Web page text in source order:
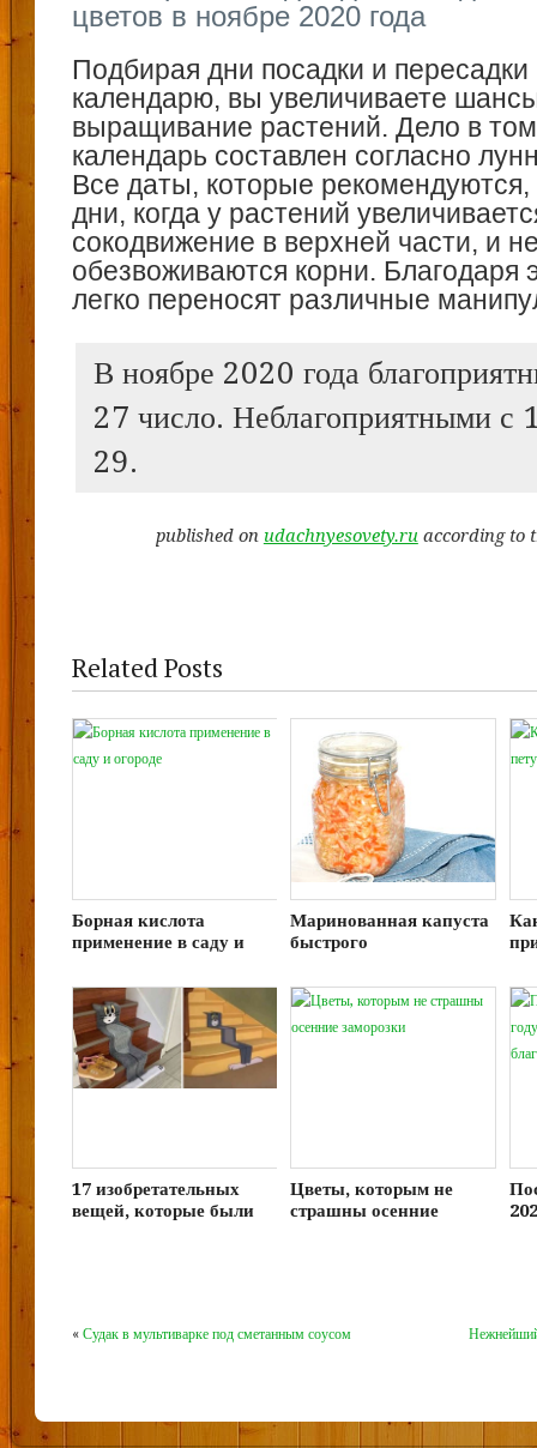
цветов в ноябре 2020 года
Подбирая дни посадки и
календарю, вы увеличиваете
выращивание растений. Дело в
календарь составлен согласно
Все даты, которые рекомендуются,
дни, когда у растений
сокодвижение в верхней части, и
обезвоживаются корни. Благодаря
легко переносят различные
В ноябре 2020 года
27 число. Неблагоприятными
29.
published on udachnyesovety.ruaccording to
Related Posts
Борная кислота
применение в саду и
Маринованная капуста
быстрого
уксусом: рецепт в
банках на зиму
17 изобретательных
вещей, которые были
Цветы, которым не
страшны осенние
« Судак в мультиварке под сметанным соусом